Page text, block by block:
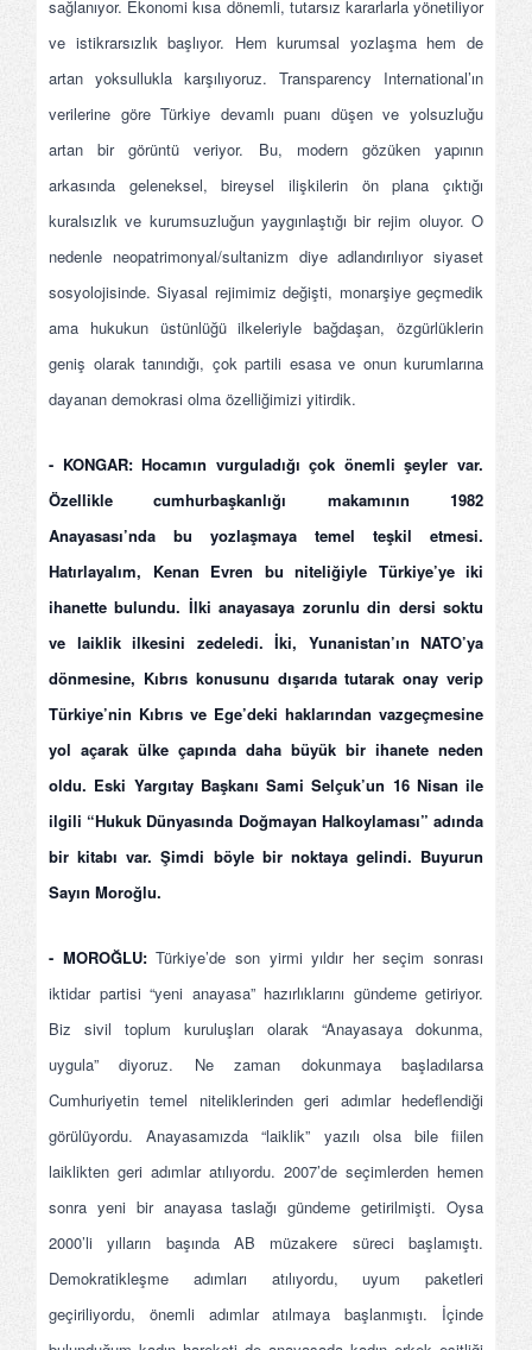
sağlanıyor. Ekonomi kısa dönemli, tutarsız kararlarla yönetiliyor
ve istikrarsızlık başlıyor. Hem kurumsal yozlaşma hem de
artan yoksullukla karşılıyoruz. Transparency International’ın
verilerine göre Türkiye devamlı puanı düşen ve yolsuzluğu
artan bir görüntü veriyor. Bu, modern gözüken yapının
arkasında geleneksel, bireysel ilişkilerin ön plana çıktığı
kuralsızlık ve kurumsuzluğun yaygınlaştığı bir rejim oluyor. O
nedenle neopatrimonyal/sultanizm diye adlandırılıyor siyaset
sosyolojisinde. Siyasal rejimimiz değişti, monarşiye geçmedik
ama hukukun üstünlüğü ilkeleriyle bağdaşan, özgürlüklerin
geniş olarak tanındığı, çok partili esasa ve onun kurumlarına
dayanan demokrasi olma özelliğimizi yitirdik.
- KONGAR: Hocamın vurguladığı çok önemli şeyler var.
Özellikle cumhurbaşkanlığı makamının 1982
Anayasası’nda bu yozlaşmaya temel teşkil etmesi.
Hatırlayalım, Kenan Evren bu niteliğiyle Türkiye’ye iki
ihanette bulundu. İlki anayasaya zorunlu din dersi soktu
ve laiklik ilkesini zedeledi. İki, Yunanistan’ın NATO’ya
dönmesine, Kıbrıs konusunu dışarıda tutarak onay verip
Türkiye’nin Kıbrıs ve Ege’deki haklarından vazgeçmesine
yol açarak ülke çapında daha büyük bir ihanete neden
oldu. Eski Yargıtay Başkanı Sami Selçuk’un 16 Nisan ile
ilgili “Hukuk Dünyasında Doğmayan Halkoylaması” adında
bir kitabı var. Şimdi böyle bir noktaya gelindi. Buyurun
Sayın Moroğlu.
- MOROĞLU:Türkiye’de son yirmi yıldır her seçim sonrası
iktidar partisi “yeni anayasa” hazırlıklarını gündeme getiriyor.
Biz sivil toplum kuruluşları olarak “Anayasaya dokunma,
uygula” diyoruz. Ne zaman dokunmaya başladılarsa
Cumhuriyetin temel niteliklerinden geri adımlar hedeflendiği
görülüyordu. Anayasamızda “laiklik” yazılı olsa bile fiilen
laiklikten geri adımlar atılıyordu. 2007’de seçimlerden hemen
sonra yeni bir anayasa taslağı gündeme getirilmişti. Oysa
2000’li yılların başında AB müzakere süreci başlamıştı.
Demokratikleşme adımları atılıyordu, uyum paketleri
geçiriliyordu, önemli adımlar atılmaya başlanmıştı. İçinde